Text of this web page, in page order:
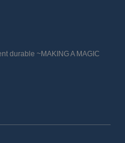
durable ~MAKING A MAGIC